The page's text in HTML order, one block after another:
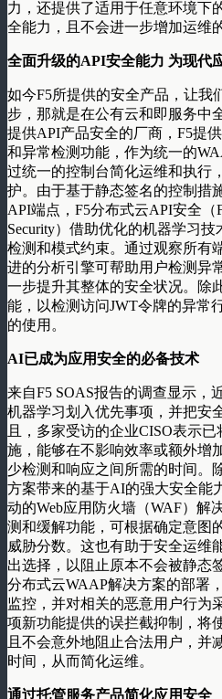
力，还提供了适用于任意环境下
全能力，且不会进一步增加运维
全面升级的API安全能力 为现代
如今F5所提供的安全产品，让我
步，那就是在公有云和即服务中
提供API产品安全的厂商，F5提
和异常检测功能，作为统一的
过统一的控制台简化运维和执行
护。由于基于静态签名的控制措
API端点，F5分布式云API安全（
Security）借助优化的机器学习
检测和模式约束。通过观察所有
进的分析引擎可帮助用户检测异
一步提升其整体的安全状况。除
能，以检测访问JWT令牌的异常
的使用。
AI已成为应用安全的必备技术
来自F5 SOAS报告的调查显示，
机器学习划入优先事项，并把安
且，多家受访的企业CISO表示
施，能够在不影响效率或额外增
少检测和响应之间所需的时间。
方案带来的基于AI的强大安全能
动的Web应用防火墙（WAF）解
测和缓解功能，可根据确定意图
威胁分数。这也有助于安全运维
出选择，以阻止原本不会被静态
分布式云WAAP解决方案的部署
监控，并对相关的恶意用户行为
项新功能提供的误拦截抑制，将
且不会意外地阻止合法用户，并
时间，从而简化运维。
通过托管服务产品简化应用安全